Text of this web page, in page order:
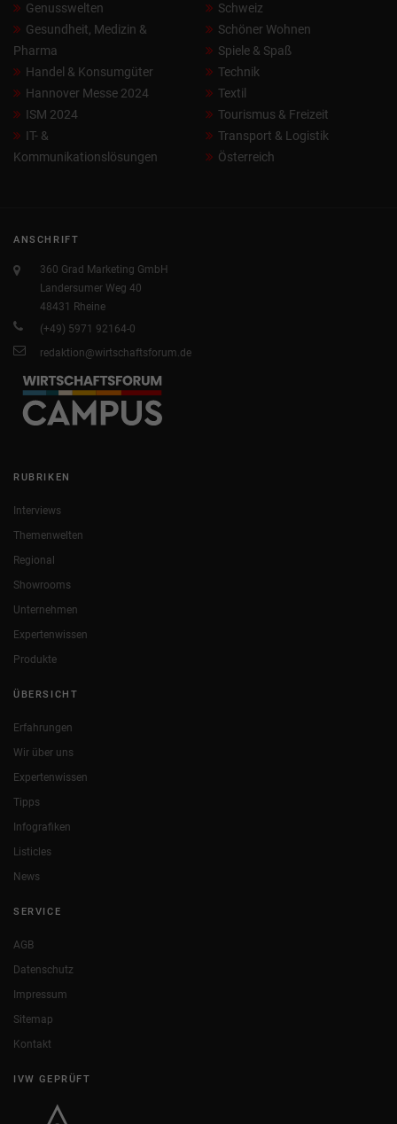
Genusswelten
Gesundheit, Medizin &
Pharma
Handel & Konsumgüter
Hannover Messe 2024
ISM 2024
IT- &
Kommunikationslösungen
Schweiz
Schöner Wohnen
Spiele & Spaß
Technik
Textil
Tourismus & Freizeit
Transport & Logistik
Österreich
ANSCHRIFT
360 Grad Marketing GmbH
Landersumer Weg 40
48431 Rheine
(+49) 5971 92164-0
redaktion@wirtschaftsforum.de
RUBRIKEN
Interviews
Themenwelten
Regional
Showrooms
Unternehmen
Expertenwissen
Produkte
ÜBERSICHT
Erfahrungen
Wir über uns
Expertenwissen
Tipps
Infografiken
Listicles
News
SERVICE
AGB
Datenschutz
Impressum
Sitemap
Kontakt
IVW GEPRÜFT